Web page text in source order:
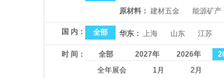
原材料： 建材五金 能源矿产
国 内： 全部 华东： 上海 山东 江苏
时 间： 全部 2027年 2026年
全年展会
1月 2月